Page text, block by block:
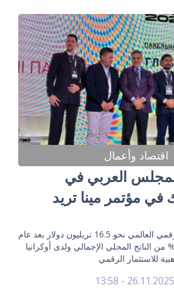
اقتصاد وأعمال
العربي في
في مؤتمر مينا تريد
د. فرج الله: الاقتصاد الرقمي العالمي نحو 16.5 تريليون دولار بعد عام
واحد مستحوذاً على 17% من الناتج المحلي الإجمالي ولدى أوكرانيا
للاستثمار الرقمي
26.11.2025 - 13:58